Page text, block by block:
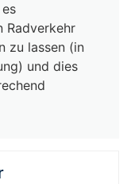
Radverkehr
zu lassen (in
und dies